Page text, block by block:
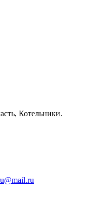
Котельники.